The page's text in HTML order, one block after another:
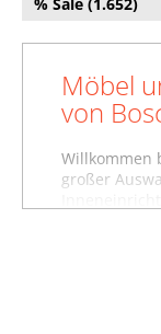
Möbel
von
Willkommen
großer